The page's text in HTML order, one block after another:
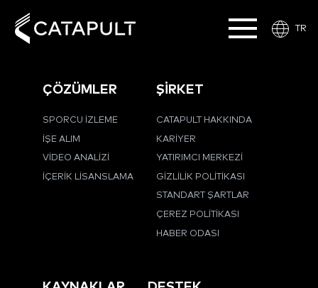
TR
ÇÖZÜMLER
SPORCU İZLEME
İŞE ALIM
VIDEO ANALIZI
İÇERIK LISANSLAMA
ŞİRKET
CATAPULT HAKKINDA
KARIYER
YATIRIMCI MERKEZI
GIZLILIK POLITIKASI
STANDART ŞARTLAR
ÇEREZ POLITIKASI
HABER ODASI